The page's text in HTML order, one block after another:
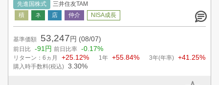
先進国株式 三井住友TAM
基準価額 53,247 円 (08/07)
前日比 -91円 前日比率 -0.17%
リターン：6ヵ月 +25.12% 1年 +55.84% 3年(年率) +41.25%
購入時手数料(税込) 3.30%